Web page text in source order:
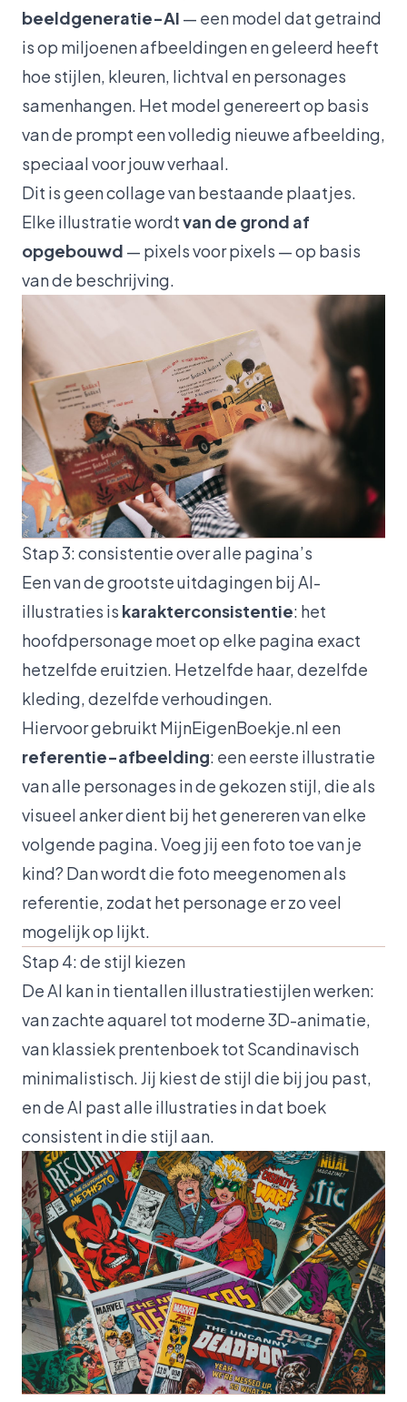
beeldgeneratie-AI — een model dat getraind
is op miljoenen afbeeldingen en geleerd heeft
hoe stijlen, kleuren, lichtval en personages
samenhangen. Het model genereert op basis
van de prompt een volledig nieuwe afbeelding,
speciaal voor jouw verhaal.
Dit is geen collage van bestaande plaatjes.
Elke illustratie wordtvan de grond af
opgebouwd — pixels voor pixels — op basis
van de beschrijving.
Stap 3: consistentie over alle pagina’s
Een van de grootste uitdagingen bij AI-
illustraties is karakterconsistentie: het
hoofdpersonage moet op elke pagina exact
hetzelfde eruitzien. Hetzelfde haar, dezelfde
kleding, dezelfde verhoudingen.
Hiervoor gebruikt MijnEigenBoekje.nl een
referentie-afbeelding: een eerste illustratie
van alle personages in de gekozen stijl, die als
visueel anker dient bij het genereren van elke
volgende pagina. Voeg jij een foto toe van je
kind? Dan wordt die foto meegenomen als
referentie, zodat het personage er zo veel
mogelijk op lijkt.
Stap 4: de stijl kiezen
De AI kan in tientallen illustratiestijlen werken:
van zachte aquarel tot moderne 3D-animatie,
van klassiek prentenboek tot Scandinavisch
minimalistisch. Jij kiest de stijl die bij jou past,
en de AI past alle illustraties in dat boek
consistent in die stijl aan.